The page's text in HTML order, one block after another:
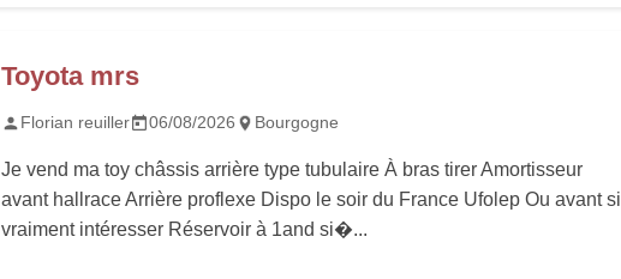
Toyota mrs
Florian reuiller 06/08/2026 Bourgogne
Je vend ma toy châssis arrière type tubulaire À bras tirer Amortisseur
avant hallrace Arrière proflexe Dispo le soir du France Ufolep Ou avant si
vraiment intéresser Réservoir à 1and si�...